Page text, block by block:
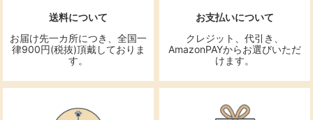
送料について
お届け先一カ所につき、全国一
律900円(税抜)頂戴しておりま
す。
お支払いについて
クレジット、代引き、
AmazonPAYからお選びいただ
けます。